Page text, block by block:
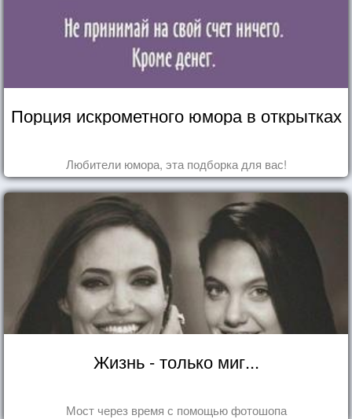
Порция искрометного юмора в открытках
Любители юмора, эта подборка для вас!
Жизнь - только миг...
Мост через время с помощью фотошопа